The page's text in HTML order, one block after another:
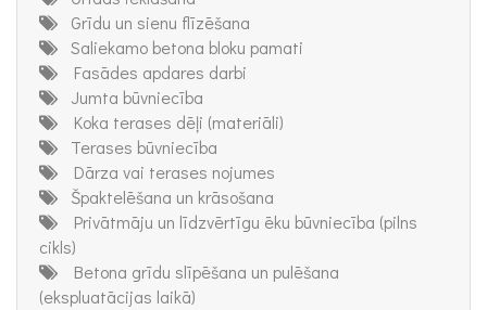
Grīdu un sienu flīzēšana
Saliekamo betona bloku pamati
Fasādes apdares darbi
Jumta būvniecība
Koka terases dēļi (materiāli)
Terases būvniecība
Dārza vai terases nojumes
Špaktelēšana un krāsošana
Privātmāju un līdzvērtīgu ēku būvniecība (pilns
cikls)
Betona grīdu slīpēšana un pulēšana
(ekspluatācijas laikā)